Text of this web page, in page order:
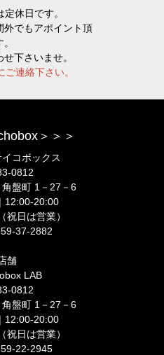
休日です。
外でもアポイント頂
下さいませ。
連絡下さい。
＞＞＞
コボックス
0812
盤町 1－27－6
12:00-20:00
祝日は営業）
37-2882
舗
LAB
0812
盤町 1－27－6
12:00-20:00
祝日は営業）
22-2945